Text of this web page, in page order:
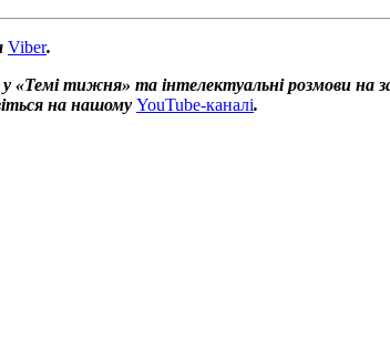
Viber.
«Темі тижня» та інтелектуальні розмови на
на нашому YouTube-каналі.